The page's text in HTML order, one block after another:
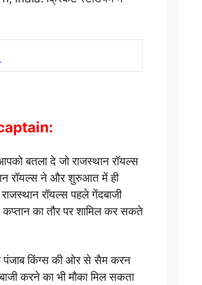
बतला दे जो राजस्थान रॉयल्स
रॉयल्स ने और शुरुआत में ही
रॉयल्स पहले गेंदबाजी
का तौर पर शामिल कर सकते
किंग्स की ओर से सैम करन
करने का भी मौका मिल सकता